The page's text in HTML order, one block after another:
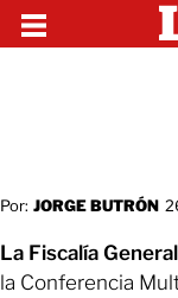
Por: JORGE BUTRÓN
La Fiscalía
la Conferencia